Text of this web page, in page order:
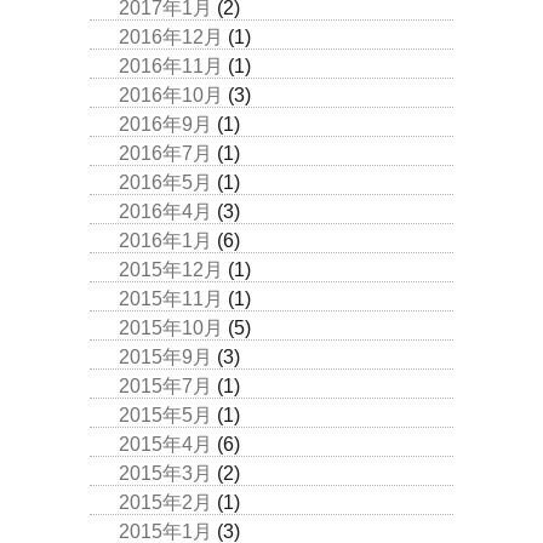
2017年1月 (2)
2016年12月 (1)
2016年11月 (1)
2016年10月 (3)
2016年9月 (1)
2016年7月 (1)
2016年5月 (1)
2016年4月 (3)
2016年1月 (6)
2015年12月 (1)
2015年11月 (1)
2015年10月 (5)
2015年9月 (3)
2015年7月 (1)
2015年5月 (1)
2015年4月 (6)
2015年3月 (2)
2015年2月 (1)
2015年1月 (3)